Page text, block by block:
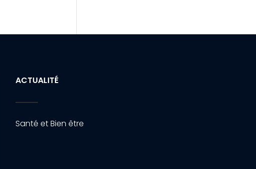
ACTUALITÉ
Santé et Bien être